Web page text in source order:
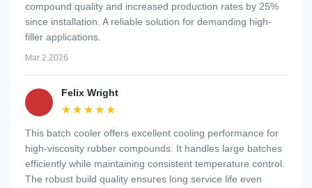
compound quality and increased production rates by 25%
since installation. A reliable solution for demanding high-
filler applications.
Mar 2.2026
Felix Wright
★★★★★
★★★★★
This batch cooler offers excellent cooling performance for
high-viscosity rubber compounds. It handles large batches
efficiently while maintaining consistent temperature control.
The robust build quality ensures long service life even